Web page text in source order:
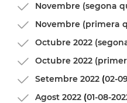
Novembre (segona
Novembre (primera
Octubre 2022
Octubre 2022
Setembre 2022 (02-
Agost 2022 (01-08-